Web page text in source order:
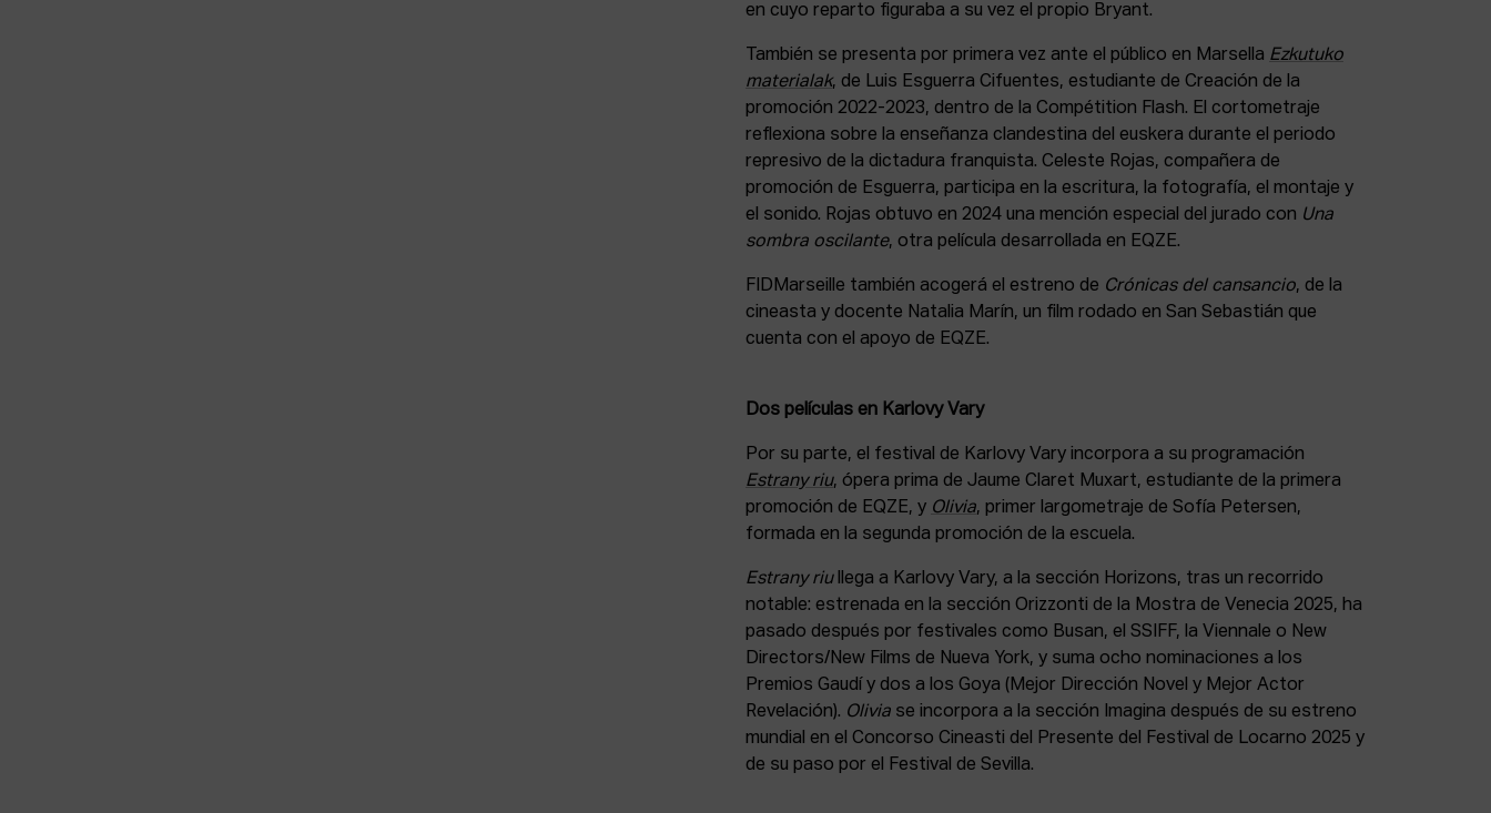
en cuyo reparto figuraba a su vez el propio Bryant.
También se presenta por primera vez ante el público en Marsella Ezkutuko
materialak, de Luis Esguerra Cifuentes, estudiante de Creación de la
promoción 2022-2023, dentro de la Compétition Flash. El cortometraje
reflexiona sobre la enseñanza clandestina del euskera durante el periodo
represivo de la dictadura franquista. Celeste Rojas, compañera de
promoción de Esguerra, participa en la escritura, la fotografía, el montaje y
el sonido. Rojas obtuvo en 2024 una mención especial del jurado con Una
sombra oscilante, otra película desarrollada en EQZE.
FIDMarseille también acogerá el estreno de Crónicas del cansancio, de la
cineasta y docente Natalia Marín, un film rodado en San Sebastián que
cuenta con el apoyo de EQZE.
Dos películas en Karlovy Vary
Por su parte, el festival de Karlovy Vary incorpora a su programación
Estrany riu, ópera prima de Jaume Claret Muxart, estudiante de la primera
promoción de EQZE, y Olivia, primer largometraje de Sofía Petersen,
formada en la segunda promoción de la escuela.
Estrany riullega a Karlovy Vary, a la sección Horizons, tras un recorrido
notable: estrenada en la sección Orizzonti de la Mostra de Venecia 2025, ha
pasado después por festivales como Busan, el SSIFF, la Viennale o New
Directors/New Films de Nueva York, y suma ocho nominaciones a los
Premios Gaudí y dos a los Goya (Mejor Dirección Novel y Mejor Actor
Revelación). Olivia se incorpora a la sección Imagina después de su estreno
mundial en el Concorso Cineasti del Presente del Festival de Locarno 2025 y
de su paso por el Festival de Sevilla.